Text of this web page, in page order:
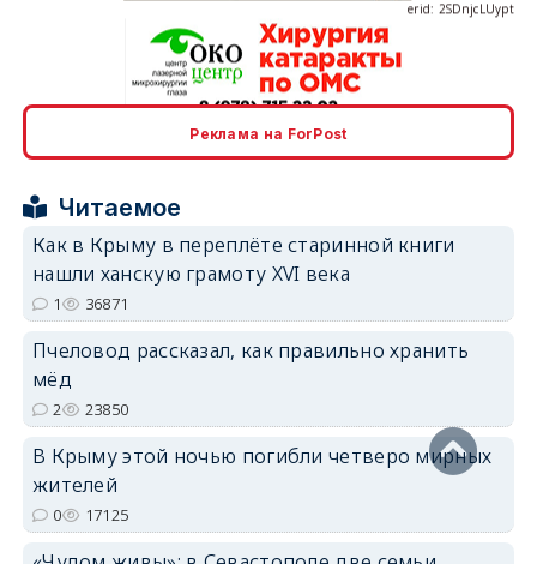
erid: 2SDnjdvhGXG
Реклама на ForPost
Читаемое
Как в Крыму в переплёте старинной книги
нашли ханскую грамоту XVI века
1 36871
Пчеловод рассказал, как правильно хранить
мёд
2 23850
В Крыму этой ночью погибли четверо мирных
жителей
0 17125